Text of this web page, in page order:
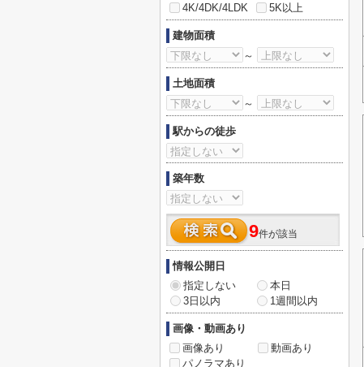
4K/4DK/4LDK
5K以上
建物面積
～
土地面積
～
駅からの徒歩
築年数
9件が該当
情報公開日
指定しない
本日
3日以内
1週間以内
画像・動画あり
画像あり
動画あり
パノラマあり